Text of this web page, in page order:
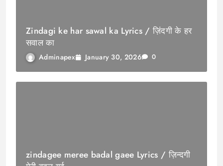
Zindagi ke har sawal ka Lyrics / ज़िंदगी के हर
सवाल का
Adminapex January 30, 2026 0
zindagee meree badal gaee Lyrics / ज़िन्दगी